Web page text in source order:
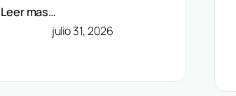
Leer mas…
julio 31, 2026